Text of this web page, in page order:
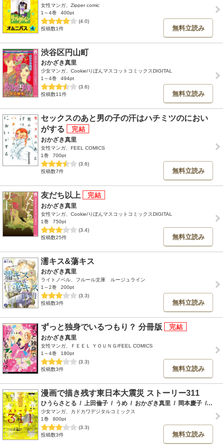
女性マンガ、Zipper comic
1～4巻
400pt
(4.0)
投稿数1件
無料立読み
渋谷区円山町
おかざき真里
少女マンガ、Cookie/りぼんマスコットコミックスDIGITAL
1～4巻
494pt
(3.6)
投稿数11件
無料立読み
セックスのあと男の子の汗はハチミツのにおい
がする
おかざき真里
女性マンガ、FEEL COMICS
1巻
700pt
(3.6)
投稿数7件
無料立読み
友だち以上
おかざき真里
女性マンガ、Cookie/りぼんマスコットコミックスDIGITAL
1巻
750pt
(3.4)
投稿数25件
無料立読み
濡キス&蕩キス
おかざき真里
ライトノベル、フルール文庫 ルージュライン
1～2巻
200pt
(3.3)
投稿数3件
無料立読み
ずっと独身でいるつもり？ 分冊版
おかざき真里
女性マンガ、ＦＥＥＬ ＹＯＵＮＧ/FEEL COMICS
1～4巻
180pt
(3.3)
投稿数3件
無料立読み
漫画で描き残す東日本大震災 ストーリー311
ひうらさとる / 上田倫子 / うめ / おかざき真里 / 岡本慶子 / さ
少女マンガ、カドカワデジタルコミックス
1巻
800pt
(3.3)
投稿数3件
無料立読み